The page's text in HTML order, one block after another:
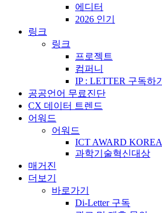
에디터
2026 인기
링크
링크
프로젝트
컴퍼니
IP : LETTER 구독하기
공공언어 무료진단
CX 데이터 트렌드
어워드
어워드
ICT AWARD KOREA
과학기술혁신대상
매거진
더보기
바로가기
Di-Letter 구독